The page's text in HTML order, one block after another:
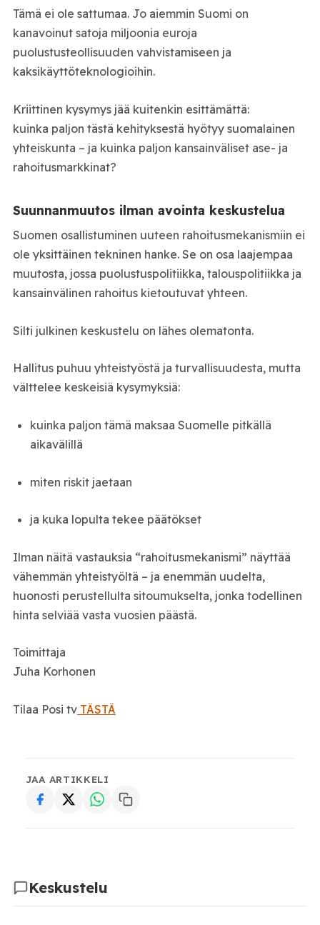
Tämä ei ole sattumaa. Jo aiemmin Suomi on
kanavoinut satoja miljoonia euroja
puolustusteollisuuden vahvistamiseen ja
kaksikäyttöteknologioihin.
Kriittinen kysymys jää kuitenkin esittämättä:
kuinka paljon tästä kehityksestä hyötyy suomalainen
yhteiskunta – ja kuinka paljon kansainväliset ase- ja
rahoitusmarkkinat?
Suunnanmuutos ilman avointa keskustelua
Suomen osallistuminen uuteen rahoitusmekanismiin ei
ole yksittäinen tekninen hanke. Se on osa laajempaa
muutosta, jossa puolustuspolitiikka, talouspolitiikka ja
kansainvälinen rahoitus kietoutuvat yhteen.
Silti julkinen keskustelu on lähes olematonta.
Hallitus puhuu yhteistyöstä ja turvallisuudesta, mutta
välttelee keskeisiä kysymyksiä:
kuinka paljon tämä maksaa Suomelle pitkällä
aikavälillä
miten riskit jaetaan
ja kuka lopulta tekee päätökset
Ilman näitä vastauksia “rahoitusmekanismi” näyttää
vähemmän yhteistyöltä – ja enemmän uudelta,
huonosti perustellulta sitoumukselta, jonka todellinen
hinta selviää vasta vuosien päästä.
Toimittaja
Juha Korhonen
Tilaa Posi tvTÄSTÄ
JAA ARTIKKELI
Keskustelu